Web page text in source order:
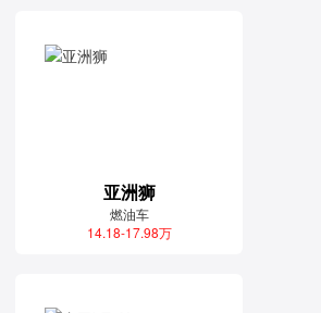
亚洲狮
燃油车
14.18-17.98万